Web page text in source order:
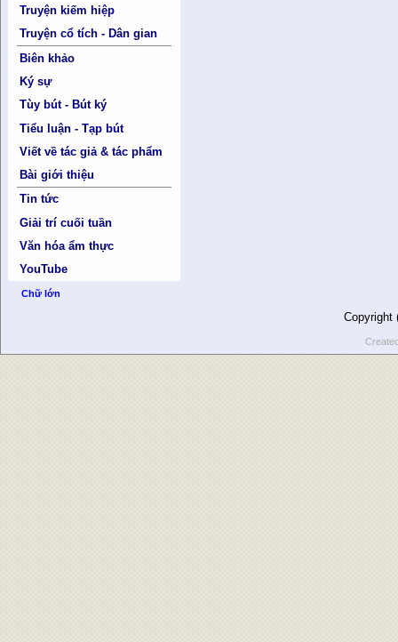
Truyện kiếm hiệp
Truyện cổ tích - Dân gian
Biên khảo
Ký sự
Tùy bút - Bút ký
Tiểu luận - Tạp bút
Viết về tác giả & tác phẩm
Bài giới thiệu
Tin tức
Giải trí cuối tuần
Văn hóa ẩm thực
YouTube
Chữ lớn
Copyright